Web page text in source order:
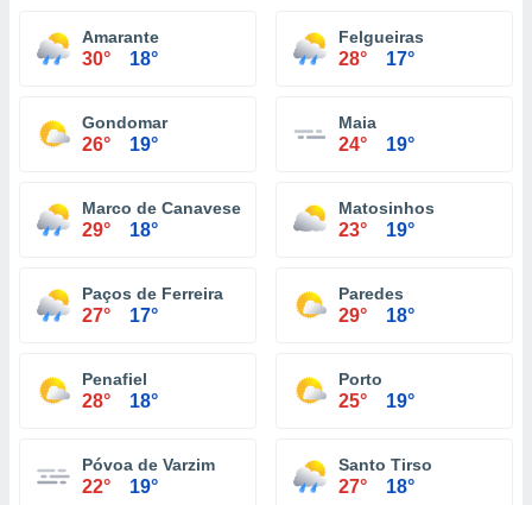
Amarante
30° 18°
Felgueiras
28° 17°
Gondomar
26° 19°
Maia
24° 19°
Marco de Canaveses
29° 18°
Matosinhos
23° 19°
Paços de Ferreira
27° 17°
Paredes
29° 18°
Penafiel
28° 18°
Porto
25° 19°
Póvoa de Varzim
22° 19°
Santo Tirso
27° 18°